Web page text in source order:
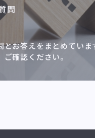
問
とお答えをまとめていま
確認ください。